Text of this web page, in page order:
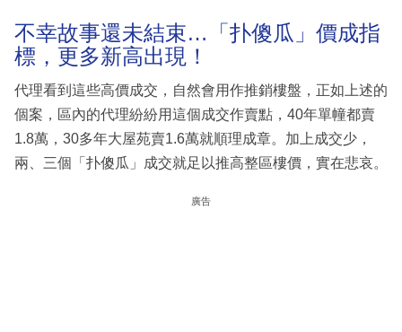
不幸故事還未結束…「扑傻瓜」價成指
標，更多新高出現！
代理看到這些高價成交，自然會用作推銷樓盤，正如上述的
個案，區內的代理紛紛用這個成交作賣點，40年單幢都賣
1.8萬，30多年大屋苑賣1.6萬就順理成章。加上成交少，
兩、三個「扑傻瓜」成交就足以推高整區樓價，實在悲哀。
廣告